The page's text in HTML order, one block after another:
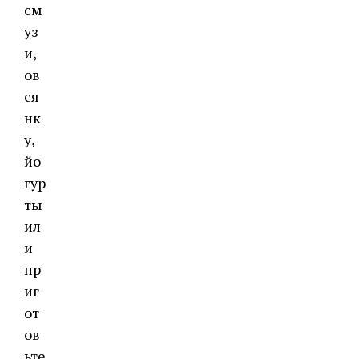
см
уз
и,
ов
ся
нк
у,
йо
гур
ты
ил
и
пр
иг
от
ов